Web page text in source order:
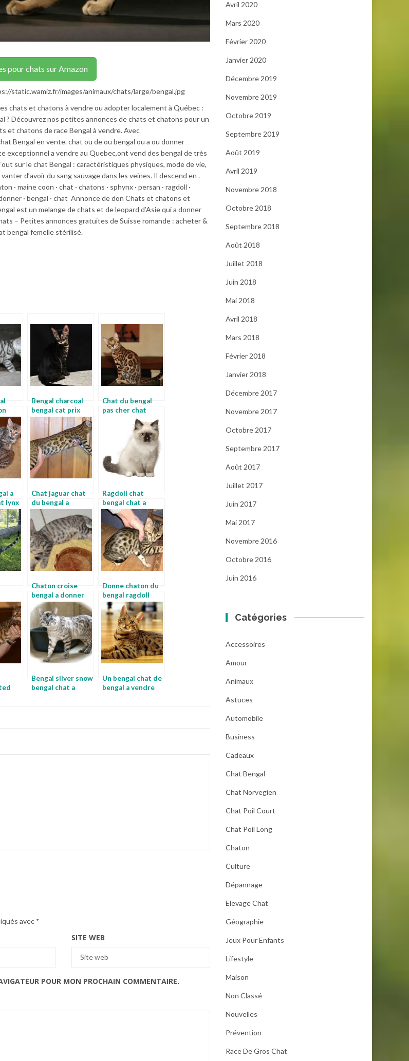
pour chats sur Amazon
static.wamiz.fr/images/animaux/chats/large/bengal.jpg
chats et chatons à vendre ou adopter localement à Québec :
? Découvrez nos petites annonces de chats et chatons pour un
et chatons de race Bengal à vendre. Avec
Bengal en vente. chat ou de ou bengal ou a ou donner
exceptionnel a vendre au Quebec,ont vend des bengal de très
sur le chat Bengal : caractéristiques physiques, mode de vie,
d’avoir du sang sauvage dans les veines. Il descend en .
· maine coon · chat · chatons · sphynx · persan · ragdoll ·
donner · bengal · chat Annonce de don Chats et chatons et
est un melange de chats et de leopard d’Asie qui a donner
– Petites annonces gratuites de Suisse romande : acheter &
bengal femelle stérilisé.
Bengal charcoal
bengal cat prix
Chat du bengal
pas cher chat
leopard d asie a
a
lynx
Chat jaguar chat
du bengal a
adopter
Ragdoll chat
bengal chat a
donner
chat
Chaton croise
bengal a donner
annonce bengal
Donne chaton du
bengal ragdoll
chat
Bengal silver snow
bengal chat a
Un bengal chat de
bengal a vendre
avec *
SITE WEB
POUR MON PROCHAIN COMMENTAIRE.
Avril 2020
Mars 2020
Février 2020
Janvier 2020
Décembre 2019
Novembre 2019
Octobre 2019
Septembre 2019
Août 2019
Avril 2019
Novembre 2018
Octobre 2018
Septembre 2018
Août 2018
Juillet 2018
Juin 2018
Mai 2018
Avril 2018
Mars 2018
Février 2018
Janvier 2018
Décembre 2017
Novembre 2017
Octobre 2017
Septembre 2017
Août 2017
Juillet 2017
Juin 2017
Mai 2017
Novembre 2016
Octobre 2016
Juin 2016
Catégories
Accessoires
Amour
Animaux
Astuces
Automobile
Business
Cadeaux
Chat Bengal
Chat Norvegien
Chat Poil Court
Chat Poil Long
Chaton
Culture
Dépannage
Elevage Chat
Géographie
Jeux Pour Enfants
Lifestyle
Maison
Non Classé
Nouvelles
Prévention
Race De Gros Chat